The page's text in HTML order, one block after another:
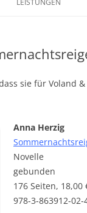
LEISTUNGEN
sie für Voland
Anna Herzig
Novelle
gebunden
176 Seiten, 18,00
978-3-863912-02-